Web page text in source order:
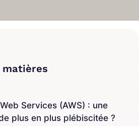
Services (AWS) : une
plus en plus plébiscitée ?